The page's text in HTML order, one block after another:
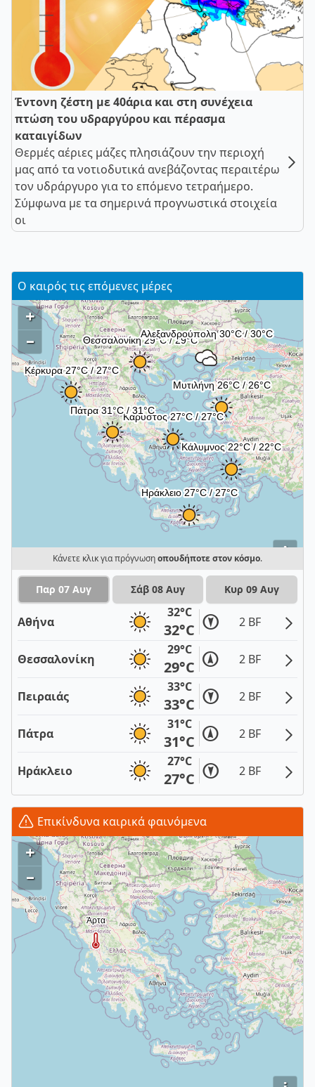
Έντονη ζέστη με 40άρια και στη συνέχεια
πτώση του υδραργύρου και πέρασμα
καταιγίδων
Θερμές αέριες μάζες πλησιάζουν την περιοχή
μας από τα νοτιοδυτικά ανεβάζοντας περαιτέρω
τον υδράργυρο για το επόμενο τετραήμερο.
Σύμφωνα με τα σημερινά προγνωστικά στοιχεία
οι
Ο καιρός τις επόμενες μέρες
i
+
–
Κάνετε κλικ για πρόγνωσηοπουδήποτε στον κόσμο.
Παρ 07 Αυγ Σάβ 08 Αυγ Κυρ 09 Αυγ
Αθήνα
32°C
32°C 2 BF
Θεσσαλονίκη
29°C
29°C 2 BF
Πειραιάς
33°C
33°C 2 BF
Πάτρα
31°C
31°C 2 BF
Ηράκλειο
27°C
27°C 2 BF
Επικίνδυνα καιρικά φαινόμενα
+
–